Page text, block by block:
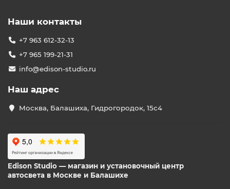
Наши контакты
+7 963 612-32-13
+7 965 199-21-31
info@edison-studio.ru
Наш адрес
Москва, Балашиха, Гидрогородок, 15с4
Edison Studio — магазин и установочный центр
автосвета в Москве и Балашихе